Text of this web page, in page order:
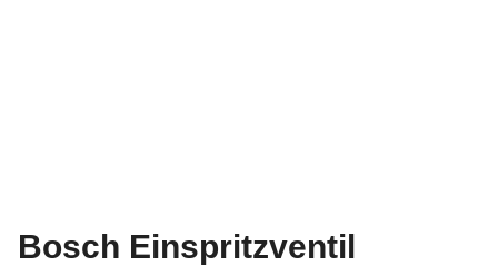
Bosch Einspritzventil